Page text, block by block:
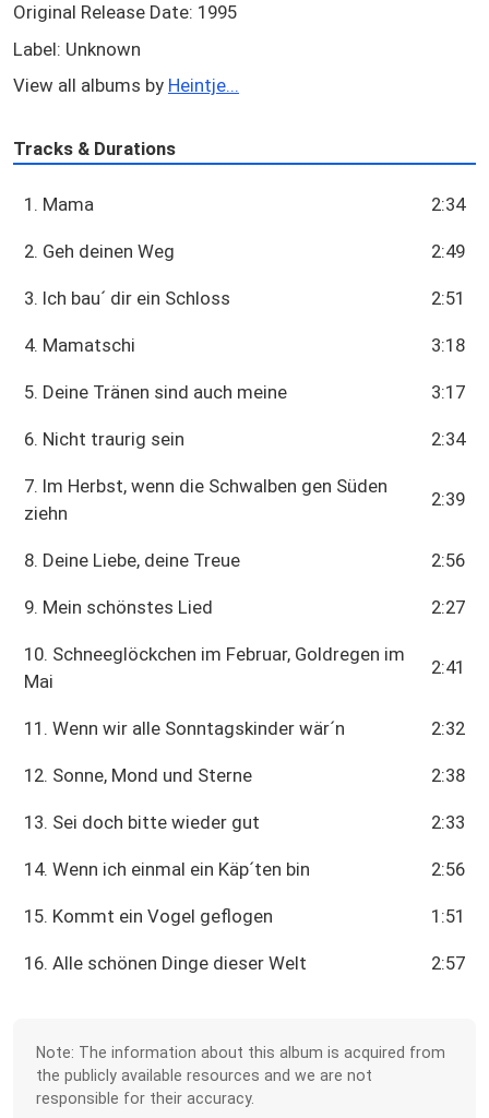
Original Release Date: 1995
Label: Unknown
View all albums by Heintje...
Tracks & Durations
1. Mama 2:34
2. Geh deinen Weg 2:49
3. Ich bau´ dir ein Schloss 2:51
4. Mamatschi 3:18
5. Deine Tränen sind auch meine 3:17
6. Nicht traurig sein 2:34
7. Im Herbst, wenn die Schwalben gen Süden
ziehn
2:39
8. Deine Liebe, deine Treue 2:56
9. Mein schönstes Lied 2:27
10. Schneeglöckchen im Februar, Goldregen im
Mai
2:41
11. Wenn wir alle Sonntagskinder wär´n 2:32
12. Sonne, Mond und Sterne 2:38
13. Sei doch bitte wieder gut 2:33
14. Wenn ich einmal ein Käp´ten bin 2:56
15. Kommt ein Vogel geflogen 1:51
16. Alle schönen Dinge dieser Welt 2:57
Note: The information about this album is acquired from
the publicly available resources and we are not
responsible for their accuracy.